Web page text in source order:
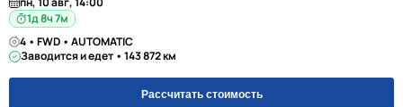
1д 8ч 7м
4 • FWD • AUTOMATIC
Заводится и едет • 143 872 км
Рассчитать стоимость